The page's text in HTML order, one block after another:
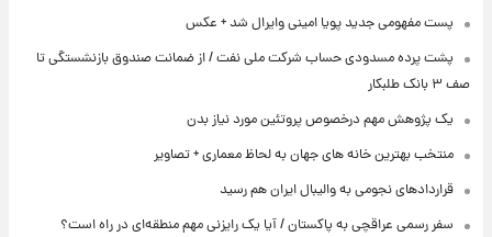
پست مفهومی جدید پویا امینی وایرال شد + عکس
پشت پرده‌ مسدودی حساب شرکت ملی نفت / از ضمانت صندوق بازنشستگی تا
صف ۳ بانک طلبکار
یک پژوهش مهم درخصوص پروتئین مورد نیاز بدن
منتخب بهترین خانه های جهان به لحاظ معماری + تصاویر
قراردادهای نجومی به والیبال ایران هم رسید
سفر رسمی عراقچی به پاکستان / آیا یک رایزنی مهم منطقه‌ای در راه است؟